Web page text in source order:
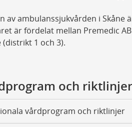
av ambulanssjukvården i Skåne
är fördelat mellan Premedic
(distrikt 1 och 3).
och riktlinjer
vårdprogram och riktlinjer